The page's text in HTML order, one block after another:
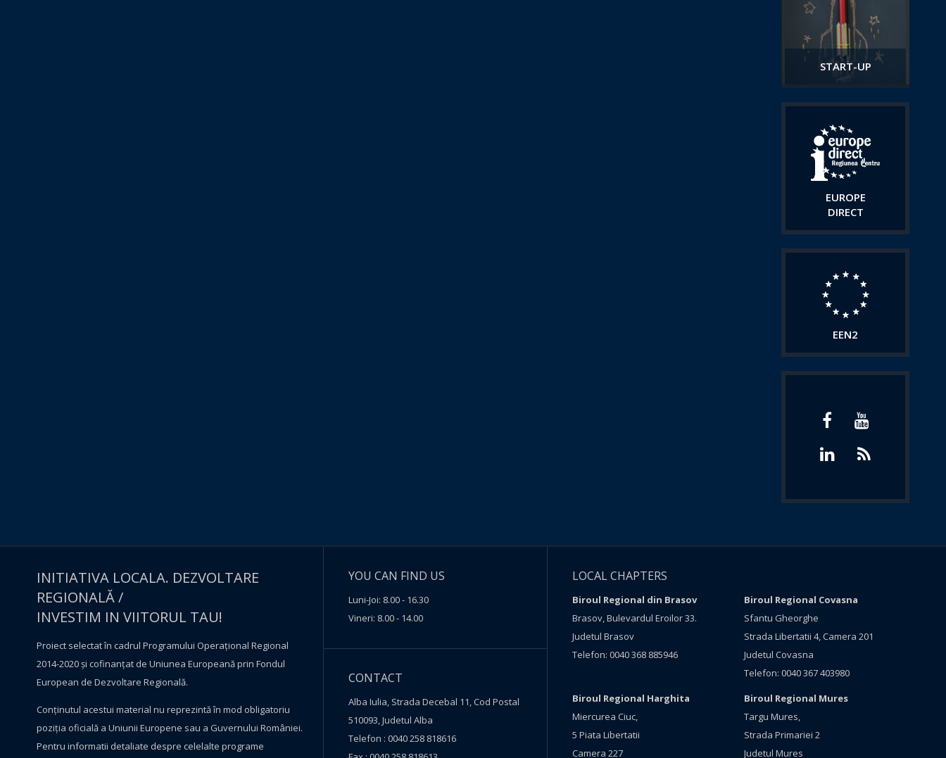
START-UP
EUROPE
DIRECT
EEN2
INITIATIVA LOCALA. DEZVOLTARE
REGIONALĂ /
INVESTIM IN VIITORUL TAU!
Proiect selectat în cadrul Programului Operațional Regional
2014-2020 și cofinanțat de Uniunea Europeană prin Fondul
European de Dezvoltare Regională.
Conţinutul acestui material nu reprezintă în mod obligatoriu
poziţia oficială a Uniunii Europene sau a Guvernului României.
Pentru informatii detaliate despre celelalte programe
YOU CAN FIND US
Luni-Joi: 8.00 - 16.30
Vineri: 8.00 - 14.00
CONTACT
Alba Iulia, Strada Decebal 11, Cod Postal
510093, Judetul Alba
Telefon : 0040 258 818616
LOCAL CHAPTERS
Biroul Regional din Brasov
Brasov, Bulevardul Eroilor 33.
Judetul Brasov
Telefon: 0040 368 885946
Biroul Regional Covasna
Sfantu Gheorghe
Strada Libertatii 4, Camera 201
Judetul Covasna
Telefon: 0040 367 403980
Biroul Regional Harghita
Miercurea Ciuc,
5 Piata Libertatii
Camera 227
Biroul Regional Mures
Targu Mures,
Strada Primariei 2
Judetul Mures